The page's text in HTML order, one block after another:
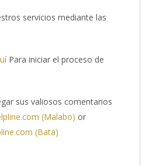
servicios mediante las
Para iniciar el proceso de
sus valiosos comentarios
(Malabo) or
(Bata)